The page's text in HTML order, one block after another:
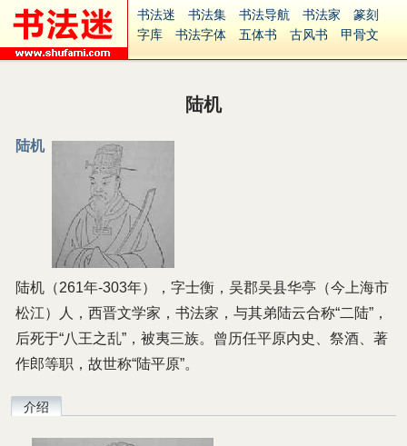
书法迷 书法集 书法导航 书法家
篆刻
字库
书法字体 五体书 古风书
甲骨文
字形 大字
中医 象棋
安全网站
陆机
陆机
陆机（261年-303年），字士衡，吴郡吴县华亭（今上海市
松江）人，西晋文学家，书法家，与其弟陆云合称“二陆”，
后死于“八王之乱”，被夷三族。曾历任平原内史、祭酒、著
作郎等职，故世称“陆平原”。
介绍